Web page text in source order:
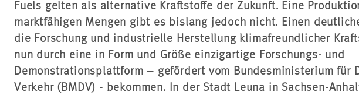
Fuels gelten als alternative Kraftstoffe der Zukunft. Eine
marktfähigen Mengen gibt es bislang jedoch nicht. Einen
die Forschung und industrielle Herstellung klimafreundlicher
nun durch eine in Form und Größe einzigartige Forschungs- und
Demonstrationsplattform – gefördert vom Bundesministerium für
Verkehr (BMDV) - bekommen. In der Stadt Leuna in Sachsen-